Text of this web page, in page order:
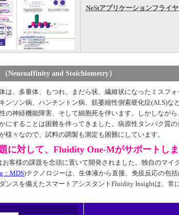
NeStアプリケーションフライ
Neuroaffinity and Stoichiometry）
は、多量体、もつれ、まだら状、繊維状になったミスフ
ンソン病、ハンチントン病、筋萎縮性側索硬化症(ALS)な
の神経機能障害、そして細胞死を伴います。しかしなが
にすることは困難を伴ってきました。病原性タンパク質
様々なので、試料の調製も測定も困難にしています。
に対して、Fluidity One-Mがサポートし
客様の課題を念頭に置いて開発されました。独自のマイ
：MDS)テクノロジーは、生体液から直接、免疫反応の包
ンスを備えたスマートアシスタントFluidity Insightは、常